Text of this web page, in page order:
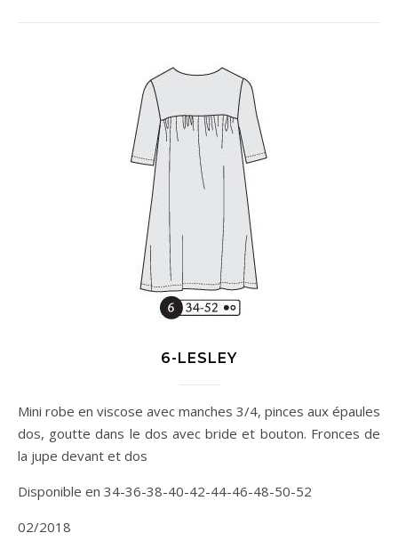
6-LESLEY
Mini robe en viscose avec manches 3/4, pinces aux épaules
dos, goutte dans le dos avec bride et bouton. Fronces de
la jupe devant et dos
Disponible en 34-36-38-40-42-44-46-48-50-52
02/2018